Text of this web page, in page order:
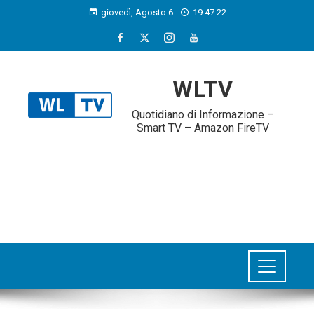
giovedì, Agosto 6 19:47:23
WLTV
Quotidiano di Informazione –
Smart TV – Amazon FireTV